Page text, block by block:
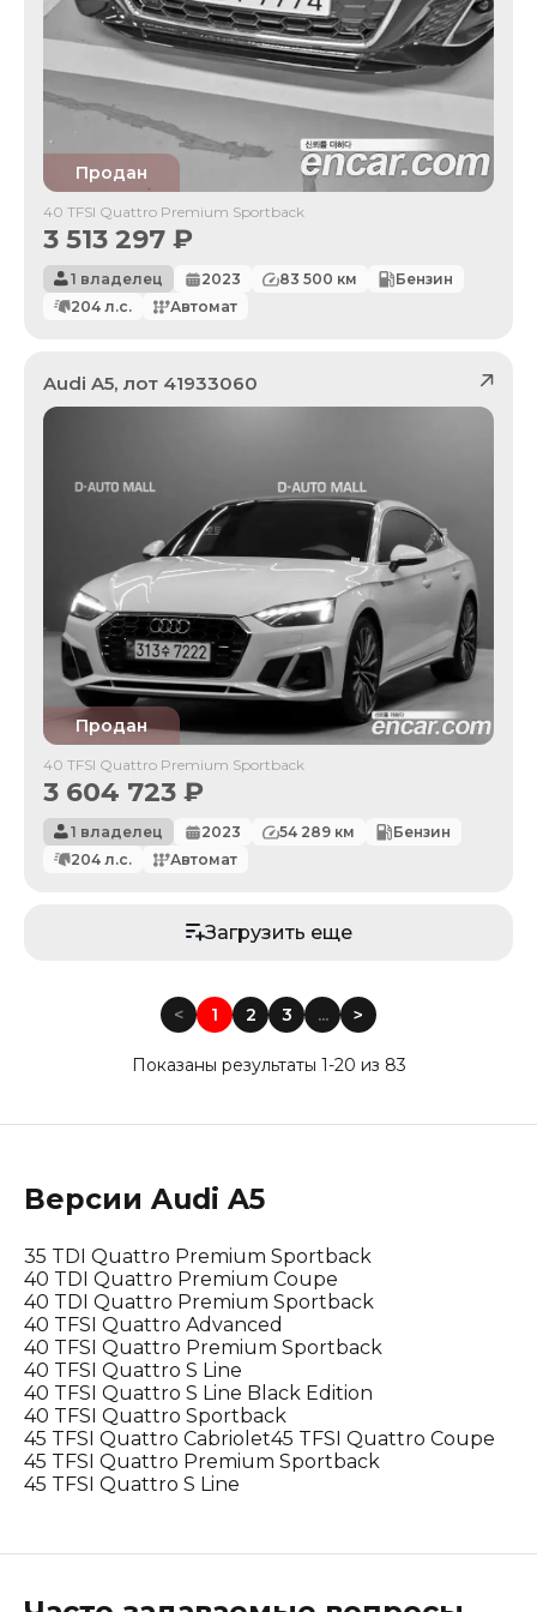
Продан
40 TFSI Quattro Premium Sportback
3 513 297 ₽
1 владелец 2023 83 500 км
Бензин
204 л.с. Автомат
Audi A5, лот 41933060
Продан
40 TFSI Quattro Premium Sportback
3 604 723 ₽
1 владелец 2023 54 289 км
Бензин
204 л.с. Автомат
Загрузить еще
< 1 2 3 ... <
Показаны результаты 1-20 из 83
Версии Audi A5
35 TDI Quattro Premium Sportback
40 TDI Quattro Premium Coupe
40 TDI Quattro Premium Sportback
40 TFSI Quattro Advanced
40 TFSI Quattro Premium Sportback
40 TFSI Quattro S Line
40 TFSI Quattro S Line Black Edition
40 TFSI Quattro Sportback
45 TFSI Quattro Cabriolet45 TFSI Quattro Coupe
45 TFSI Quattro Premium Sportback
45 TFSI Quattro S Line